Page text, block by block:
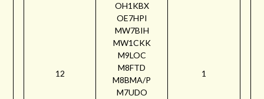
12
OH1KBX
OE7HPI
MW7BIH
MW1CKK
M9LOC
M8FTD
M8BMA/P
M7UDO
1